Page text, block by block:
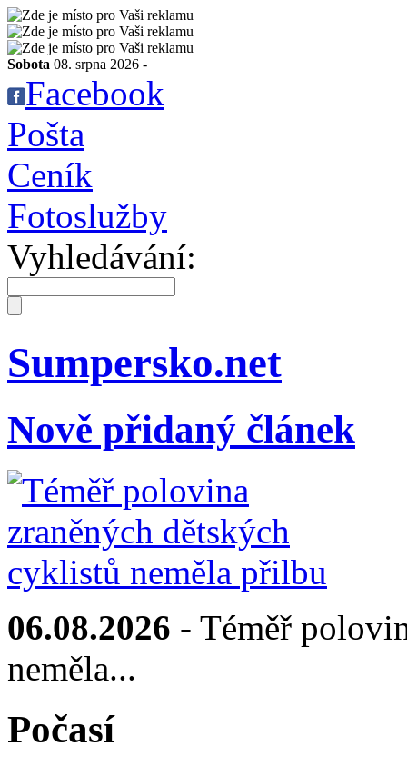
Sobota 08. srpna 2026 -
Facebook
Pošta
Ceník
Fotoslužby
Vyhledávání:
Sumpersko.net
Nově přidaný článek
06.08.2026 - Téměř
neměla...
Počasí